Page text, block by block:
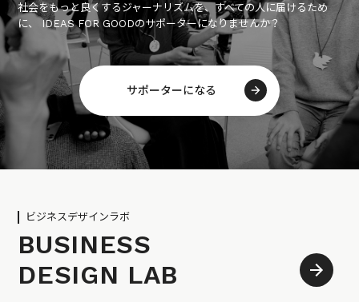
社会をもっと良くするジャーナリズムを、すべての人に届けるため
に、 IDEAS FOR GOODのサポーターになりませんか？
サポーターになる
ビジネスデザインラボ
BUSINESS
DESIGN LAB